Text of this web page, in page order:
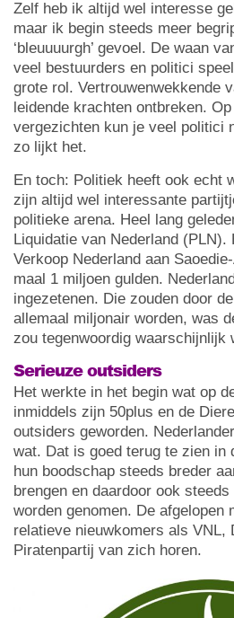
Zelf heb ik altijd wel interesse
maar ik begin steeds meer
‘bleuuuurgh’ gevoel. De waan
veel bestuurders en politici
grote rol. Vertrouwenwekkende
leidende krachten ontbreken.
vergezichten kun je veel politici
zo lijkt het.
En toch: Politiek heeft ook echt
zijn altijd wel interessante
politieke arena. Heel lang
Liquidatie van Nederland (PLN).
Verkoop Nederland aan
maal 1 miljoen gulden.
ingezetenen. Die zouden door
allemaal miljonair worden, was
zou tegenwoordig waarschijnlijk
Serieuze outsiders
Het werkte in het begin wat op
inmiddels zijn 50plus en de
outsiders geworden.
wat. Dat is goed terug te zien in
hun boodschap steeds breder
brengen en daardoor ook
worden genomen. De afgelopen
relatieve nieuwkomers als VNL,
Piratenpartij van zich horen.